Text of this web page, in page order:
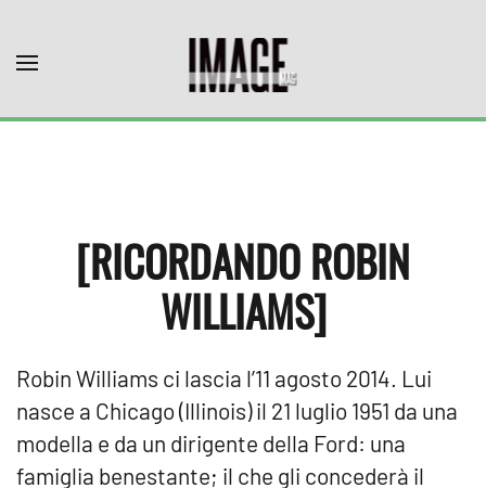
Skip to main content
[RICORDANDO ROBIN
WILLIAMS]
Robin Williams ci lascia l’11 agosto 2014. Lui
nasce a Chicago (Illinois) il 21 luglio 1951 da una
modella e da un dirigente della Ford: una
famiglia benestante; il che gli concederà il